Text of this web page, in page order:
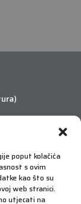
poput kolačića
s ovim
kao što su
web stranici.
utjecati na